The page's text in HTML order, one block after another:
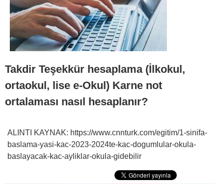
Takdir Teşekkür hesaplama (İlkokul,
ortaokul, lise e-Okul) Karne not
ortalaması nasıl hesaplanır?
ALINTI KAYNAK: https://www.cnnturk.com/egitim/1-sinifa-
baslama-yasi-kac-2023-2024te-kac-dogumlular-okula-
baslayacak-kac-ayliklar-okula-gidebilir